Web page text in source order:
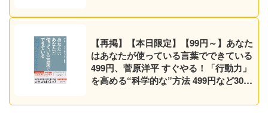
【再掲】【本日限定】【99円～】あなた
はあなたが使っている言葉でできている
499円、菅原洋平 すぐやる！「行動力」
を高める“科学的な”方法 499円など30作